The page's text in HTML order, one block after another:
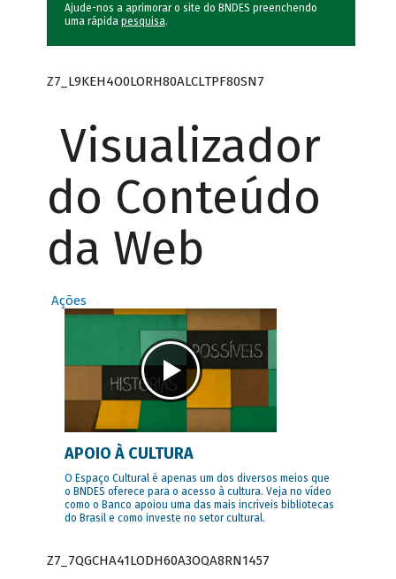
Ajude-nos a aprimorar o site do BNDES preenchendo
uma rápida pesquisa.
Z7_L9KEH4O0LORH80ALCLTPF80SN7
Visualizador
do Conteúdo
da Web
Ações
APOIO À CULTURA
O Espaço Cultural é apenas um dos diversos meios que
o BNDES oferece para o acesso à cultura. Veja no vídeo
como o Banco apoiou uma das mais incríveis bibliotecas
do Brasil e como investe no setor cultural.
Z7_7QGCHA41LODH60A3OQA8RN1457